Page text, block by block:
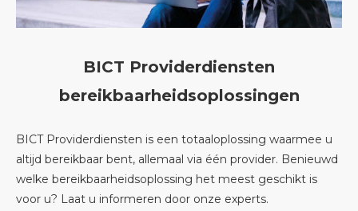
BICT Providerdiensten
bereikbaarheidsoplossingen
BICT Providerdiensten is een totaaloplossing waarmee u
altijd bereikbaar bent, allemaal via één provider. Benieuwd
welke bereikbaarheidsoplossing het meest geschikt is
voor u? Laat u informeren door onze experts.